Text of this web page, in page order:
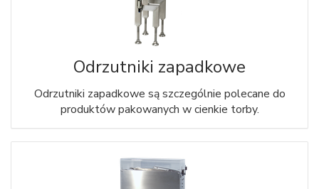
Odrzutniki zapadkowe
Odrzutniki zapadkowe są szczególnie polecane do
produktów pakowanych w cienkie torby.